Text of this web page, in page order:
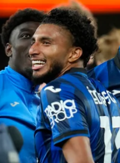
«Авіва Стедіум», що
нападник
Так, італійська